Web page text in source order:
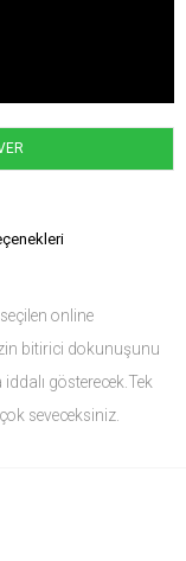
online
bitirici dokunuşunu
gösterecek.Tek
seveceksiniz.